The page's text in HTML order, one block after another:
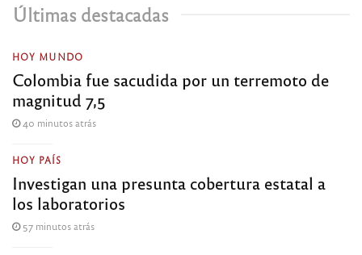
Últimas destacadas
HOY MUNDO
Colombia fue sacudida por un terremoto de
magnitud 7,5
40 minutos atrás
HOY PAÍS
Investigan una presunta cobertura estatal a
los laboratorios
57 minutos atrás